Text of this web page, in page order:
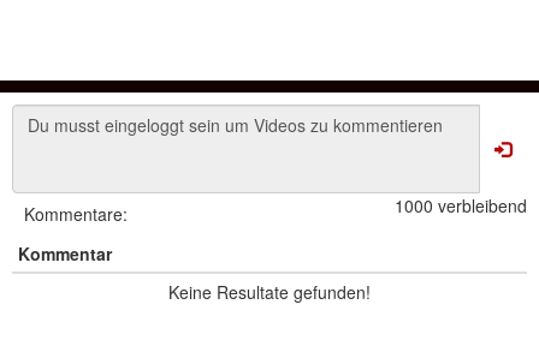
1000 verbleibend
Kommentare:
Kommentar
Keine Resultate gefunden!